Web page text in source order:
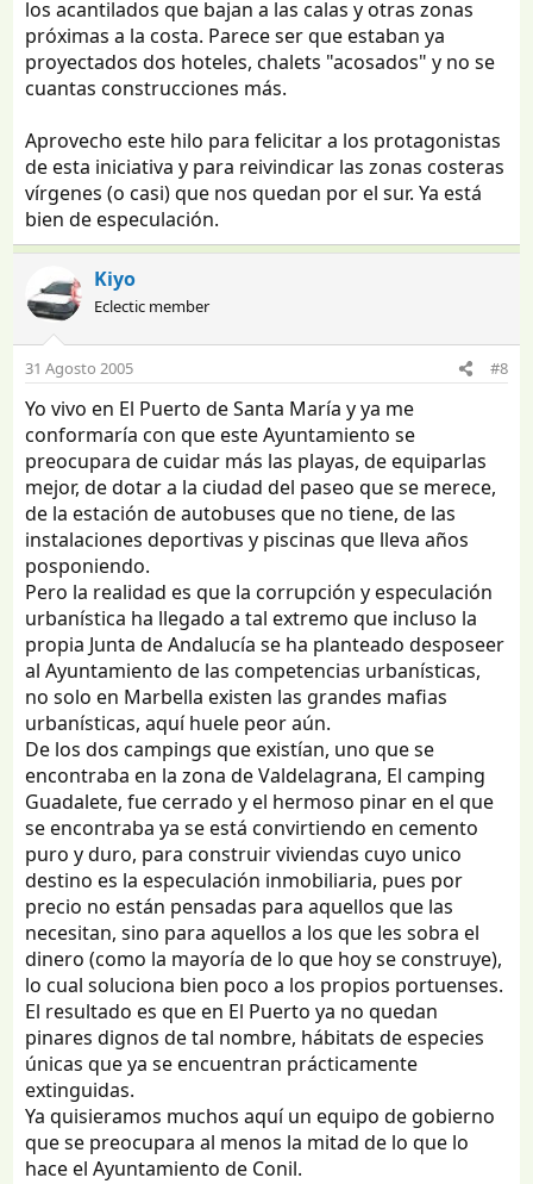
los acantilados que bajan a las calas y otras zonas
próximas a la costa. Parece ser que estaban ya
proyectados dos hoteles, chalets "acosados" y no se
cuantas construcciones más.
Aprovecho este hilo para felicitar a los protagonistas
de esta iniciativa y para reivindicar las zonas costeras
vírgenes (o casi) que nos quedan por el sur. Ya está
bien de especulación.
Kiyo
Eclectic member
31 Agosto 2005 #8
Yo vivo en El Puerto de Santa María y ya me
conformaría con que este Ayuntamiento se
preocupara de cuidar más las playas, de equiparlas
mejor, de dotar a la ciudad del paseo que se merece,
de la estación de autobuses que no tiene, de las
instalaciones deportivas y piscinas que lleva años
posponiendo.
Pero la realidad es que la corrupción y especulación
urbanística ha llegado a tal extremo que incluso la
propia Junta de Andalucía se ha planteado desposeer
al Ayuntamiento de las competencias urbanísticas,
no solo en Marbella existen las grandes mafias
urbanísticas, aquí huele peor aún.
De los dos campings que existían, uno que se
encontraba en la zona de Valdelagrana, El camping
Guadalete, fue cerrado y el hermoso pinar en el que
se encontraba ya se está convirtiendo en cemento
puro y duro, para construir viviendas cuyo unico
destino es la especulación inmobiliaria, pues por
precio no están pensadas para aquellos que las
necesitan, sino para aquellos a los que les sobra el
dinero (como la mayoría de lo que hoy se construye),
lo cual soluciona bien poco a los propios portuenses.
El resultado es que en El Puerto ya no quedan
pinares dignos de tal nombre, hábitats de especies
únicas que ya se encuentran prácticamente
extinguidas.
Ya quisieramos muchos aquí un equipo de gobierno
que se preocupara al menos la mitad de lo que lo
hace el Ayuntamiento de Conil.